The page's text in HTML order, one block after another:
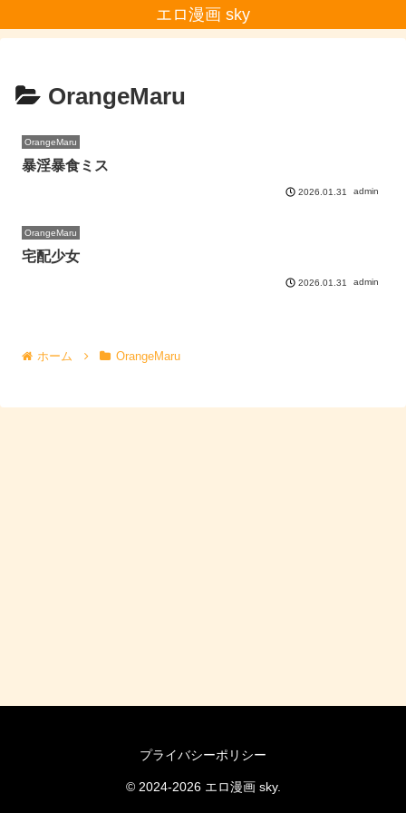
エロ漫画 sky
OrangeMaru
OrangeMaru
暴淫暴食ミス
2026.01.31 admin
OrangeMaru
宅配少女
2026.01.31 admin
ホーム OrangeMaru
プライバシーポリシー
© 2024-2026 エロ漫画 sky.